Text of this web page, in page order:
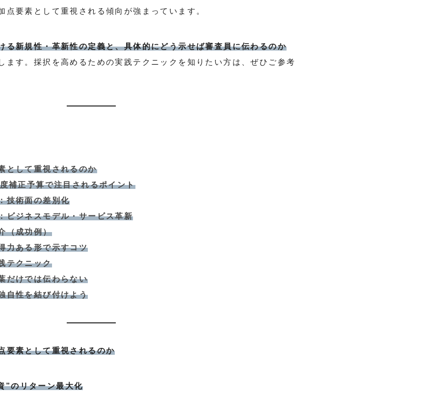
点要素として重視される傾向が強まっています。
る新規性・革新性の定義と、具体的にどう示せば審査員に伝わるのか
ます。採択を高めるための実践テクニックを知りたい方は、ぜひご参考
として重視されるのか
補正予算で注目されるポイント
技術面の差別化
ビジネスモデル・サービス革新
（成功例）
力ある形で示すコツ
テクニック
だけでは伝わらない
自性を結び付けよう
要素として重視されるのか
”のリターン最大化